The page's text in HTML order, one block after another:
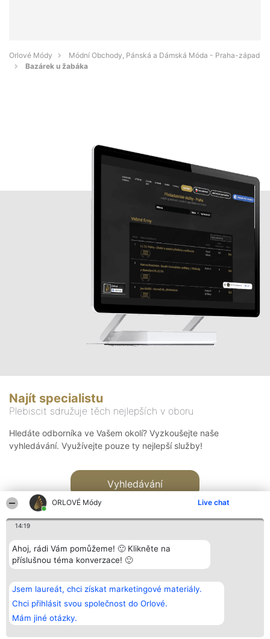
ORLOVÉ Módy Live chat
14:19
Ahoj, rádi Vám pomůžeme! 🙂 Klikněte na
příslušnou téma konverzace! 🙂
Jsem laureát, chci získat marketingové materiály.
Chci přihlásit svou společnost do Orlové.
Mám jiné otázky.
Orlové Módy
Módní Obchody, Pánská a Dámská Móda - Praha-západ
Bazárek u žabáka
Najít specialistu
Plebiscit sdružuje těch nejlepších v oboru
Hledáte odborníka ve Vašem okolí? Vyzkoušejte naše
vyhledávání. Využívejte pouze ty nejlepší služby!
Vyhledávání
Bright Side Solutions sp. z o.
o. sp. k.
ul. Ruska 22
Wrocław 50-079
KRS 0000749100 | Regon
381313360 | NIP 8943132676
Vítězové
Seznam všech
laureátů
Zásady
Zásady
Kontakt